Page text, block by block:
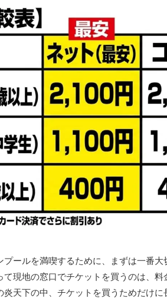
プールを満喫するために、まずは一番
て現地の窓口でチケットを買うのは、
炎天下の中、チケットを買うためだけ